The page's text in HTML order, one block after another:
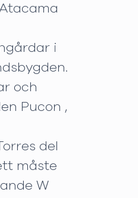
i
och
Pucon ,
del
måste
W